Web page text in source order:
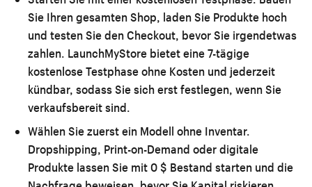
Sie Ihren gesamten Shop, laden Sie Produkte hoch
und testen Sie den Checkout, bevor Sie irgendetwas
zahlen. LaunchMyStore bietet eine 7-tägige
kostenlose Testphase ohne Kosten und jederzeit
kündbar, sodass Sie sich erst festlegen, wenn Sie
verkaufsbereit sind.
Wählen Sie zuerst ein Modell ohne Inventar.
Dropshipping, Print-on-Demand oder digitale
Produkte lassen Sie mit 0 $ Bestand starten und die